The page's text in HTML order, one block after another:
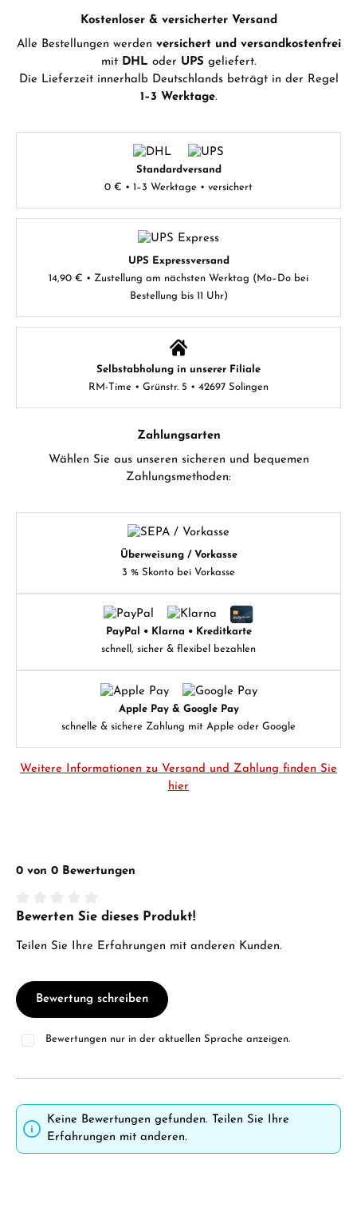
Kostenloser & versicherter Versand
Alle Bestellungen werden versichert und versandkostenfrei
mit DHL oder UPS geliefert.
Die Lieferzeit innerhalb Deutschlands beträgt in der Regel
1–3 Werktage.
Standardversand
0 € • 1–3 Werktage • versichert
UPS Expressversand
14,90 € • Zustellung am nächsten Werktag (Mo–Do bei
Bestellung bis 11 Uhr)
Selbstabholung in unserer Filiale
RM-Time • Grünstr. 5 • 42697 Solingen
Zahlungsarten
Wählen Sie aus unseren sicheren und bequemen
Zahlungsmethoden:
Überweisung / Vorkasse
3 % Skonto bei Vorkasse
PayPal • Klarna • Kreditkarte
schnell, sicher & flexibel bezahlen
Apple Pay & Google Pay
schnelle & sichere Zahlung mit Apple oder Google
Weitere Informationen zu Versand und Zahlung finden Sie
hier
0 von 0 Bewertungen
Durchschnittliche Bewertung von 0 von 5 Sternen
Bewerten Sie dieses Produkt!
Teilen Sie Ihre Erfahrungen mit anderen Kunden.
Bewertung schreiben
Bewertungen nur in der aktuellen Sprache anzeigen.
Keine Bewertungen gefunden. Teilen Sie Ihre
Erfahrungen mit anderen.